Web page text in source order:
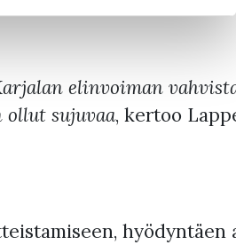
elinvoiman
ollut sujuvaa, kertoo
hyödyntäen